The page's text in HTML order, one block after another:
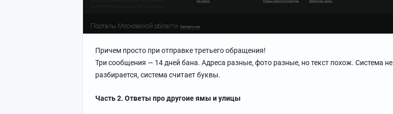
Причем просто при отправке третьего обращения!
Три сообщения — 14 дней бана. Адреса разные, фото разные, но текст похож. Система не
разбирается, система считает буквы.
Часть 2. Ответы про другоие ямы и улицы